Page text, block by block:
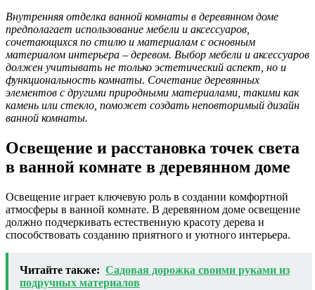
Внутренняя отделка ванной комнаты в деревянном доме
предполагает использование мебели и аксессуаров,
сочетающихся по стилю и материалам с основным
материалом интерьера – деревом. Выбор мебели и аксессуаров
должен учитывать не только эстетический аспект, но и
функциональность комнаты. Сочетание деревянных
элементов с другими природными материалами, такими как
камень или стекло, поможет создать неповторимый дизайн
ванной комнаты.
Освещение и расстановка точек света
в ванной комнате в деревянном доме
Освещение играет ключевую роль в создании комфортной
атмосферы в ванной комнате. В деревянном доме освещение
должно подчеркивать естественную красоту дерева и
способствовать созданию приятного и уютного интерьера.
Читайте также: Садовая дорожка своими руками из
подручных материалов